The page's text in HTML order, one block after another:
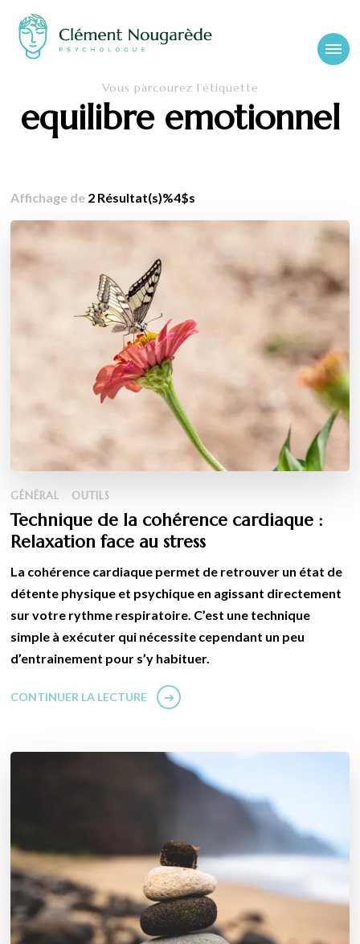
Cabinet-
psychologue-
chambery.fr
Clément Nougarède – Psychologue clinicien et psychothérapeute
Vous parcourez l’étiquette
equilibre emotionnel
Affichage de 2 Résultat(s)%4$s
GÉNÉRAL OUTILS
Technique de la cohérence cardiaque :
Relaxation face au stress
La cohérence cardiaque permet de retrouver un état de
détente physique et psychique en agissant directement
sur votre rythme respiratoire. C’est une technique
simple à exécuter qui nécessite cependant un peu
d’entrainement pour s’y habituer.
CONTINUER LA LECTURE